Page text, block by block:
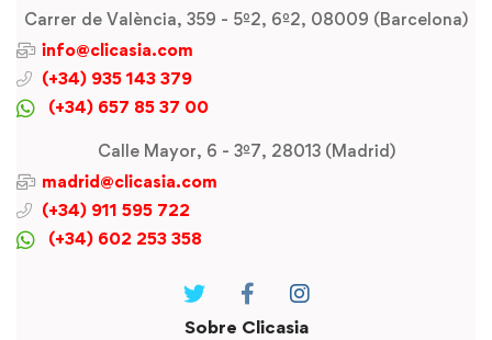
Carrer de València, 359 - 5º2, 6º2, 08009 (Barcelona)
info@clicasia.com
(+34) 935 143 379
(+34) 657 85 37 00
Calle Mayor, 6 - 3º7, 28013 (Madrid)
madrid@clicasia.com
(+34) 911 595 722
(+34) 602 253 358
Sobre Clicasia